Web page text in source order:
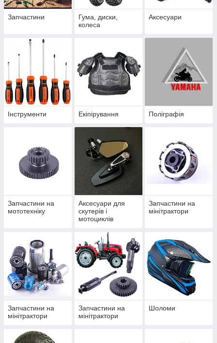
Запчастини
Гума, диски,
колеса
Аксесуари
Інструменти Екіпірування Поліграфія
Запчастини на
мототехніку
Аксесуари для
скутерів і
мотоциклів
Запчастини на
мінітрактори
Запчастини на
мінітрактори
Запчастини на
мінітрактори
Шоломи